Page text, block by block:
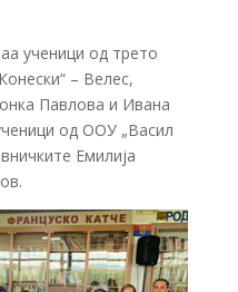
ученици од трето
– Велес,
Павлова и Ивана
од ООУ „Васил
Емилија